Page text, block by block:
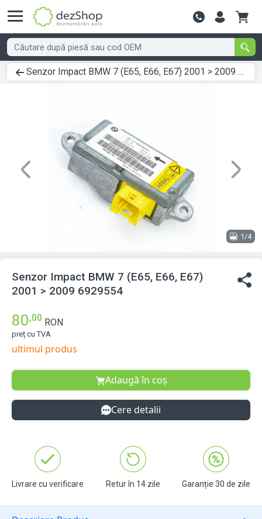
Contactează-
Senzor Impact BMW 7 (E65, E66, E67) 2001 > 2009 6929554
Previous Next
1/4
Senzor Impact BMW 7 (E65, E66, E67)
2001 > 2009 6929554
80,00 RON
preț cu TVA
ultimul produs
Adaugă în coș
Cere detalii
Livrare cu verificare Retur în 14 zile Garanție 30 de zile